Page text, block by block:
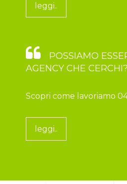
leggi..
POSSIAMO
AGENCY CHE CERCHI?
Scopri come lavoriamo
leggi..